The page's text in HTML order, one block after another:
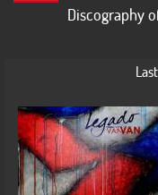
Discography